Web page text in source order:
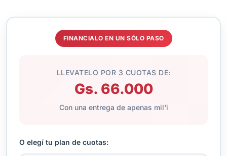
FINANCIALO EN UN SÓLO PASO
LLEVATELO POR 3 CUOTAS DE:
Gs. 66.000
Con una entrega de apenas mil'i
O elegí tu plan de cuotas: